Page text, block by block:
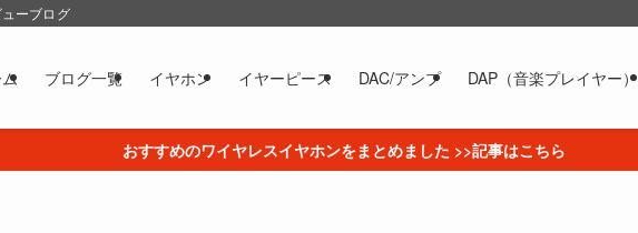
ーブログ
ブログ一覧 イヤホン イヤーピース DAC/アンプ DAP（音楽プレイヤー）
おすすめのワイヤレスイヤホンをまとめました >>記事はこちら